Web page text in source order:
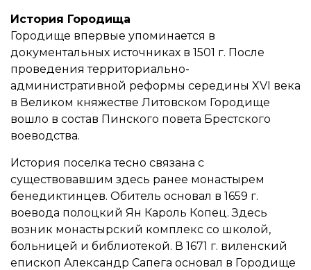
История Городища
Городище впервые упоминается в
документальных источниках в 1501 г. После
проведения территориально-
административной реформы середины XVI века
в Великом княжестве Литовском Городище
вошло в состав Пинского повета Брестского
воеводства.
История поселка тесно связана с
существовавшим здесь ранее монастырем
бенедиктинцев. Обитель основал в 1659 г.
воевода полоцкий Ян Кароль Копец. Здесь
возник монастырский комплекс со школой,
больницей и библиотекой. В 1671 г. виленский
епископ Александр Сапега основал в Городище